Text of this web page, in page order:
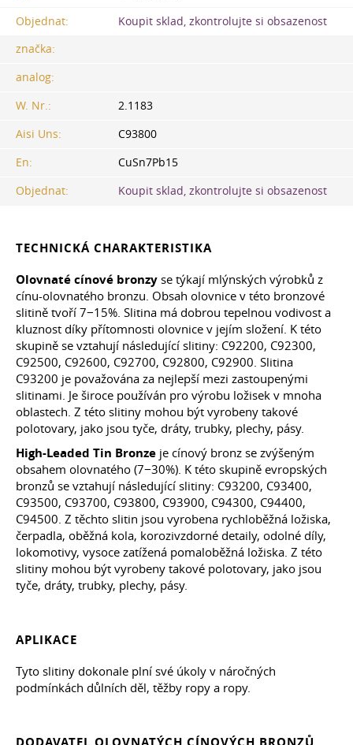
Objednat:
Koupit sklad, zkontrolujte si obsazenost
značka:
analog:
W. Nr.:
2.1183
Aisi Uns:
C93800
En:
CuSn7Pb15
Objednat:
Koupit sklad, zkontrolujte si obsazenost
TECHNICKÁ CHARAKTERISTIKA
Olovnaté cínové bronzy se týkají mlýnských výrobků z
cínu-olovnatého bronzu. Obsah olovnice v této bronzové
slitině tvoří 7−15%. Slitina má dobrou tepelnou vodivost a
kluznost díky přítomnosti olovnice v jejím složení. K této
skupině se vztahují následující slitiny: C92200, C92300,
C92500, C92600, C92700, C92800, C92900. Slitina
C93200 je považována za nejlepší mezi zastoupenými
slitinami. Je široce používán pro výrobu ložisek v mnoha
oblastech. Z této slitiny mohou být vyrobeny takové
polotovary, jako jsou tyče, dráty, trubky, plechy, pásy.
High-Leaded Tin Bronze je cínový bronz se zvýšeným
obsahem olovnatého (7−30%). K této skupině evropských
bronzů se vztahují následující slitiny: C93200, C93400,
C93500, C93700, C93800, C93900, C94300, C94400,
C94500. Z těchto slitin jsou vyrobena rychloběžná ložiska,
čerpadla, oběžná kola, korozivzdorné detaily, odolné díly,
lokomotivy, vysoce zatížená pomaloběžná ložiska. Z této
slitiny mohou být vyrobeny takové polotovary, jako jsou
tyče, dráty, trubky, plechy, pásy.
APLIKACE
Tyto slitiny dokonale plní své úkoly v náročných
podmínkách důlních děl, těžby ropy a ropy.